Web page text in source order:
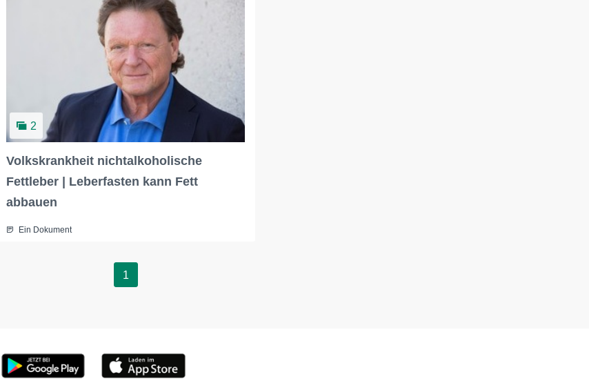
2
Volkskrankheit nichtalkoholische
Fettleber | Leberfasten kann Fett
abbauen
Ein Dokument
1